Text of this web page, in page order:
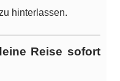
hinterlassen.
Reise sofort